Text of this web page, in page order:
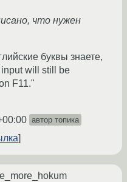
что нужен
буквы знаете,
will still be
F11."
автор топика